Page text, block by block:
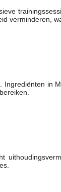
verminderen,
in